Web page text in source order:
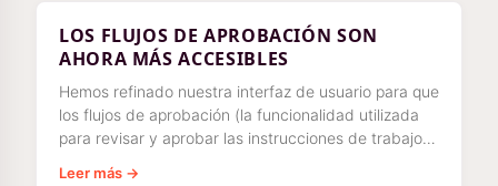
LOS FLUJOS DE APROBACIÓN SON
AHORA MÁS ACCESIBLES
Hemos refinado nuestra interfaz de usuario para que
los flujos de aprobación (la funcionalidad utilizada
para revisar y aprobar las instrucciones de trabajo)
Leer más →